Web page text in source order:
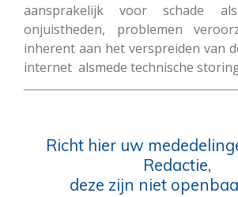
aansprakelijk voor schade
onjuistheden, problemen
inherent aan het verspreiden van
internet alsmede technische
Richt hier uw
Redactie,
deze zijn niet